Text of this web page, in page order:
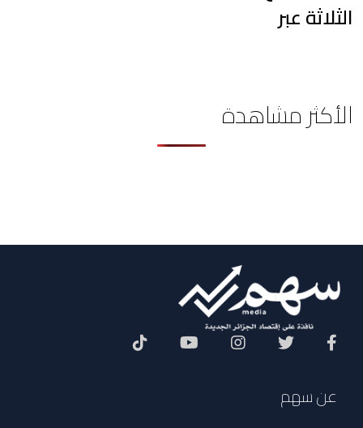
الثلاثة عبر
الأكثر مشاهدة
عن سهم